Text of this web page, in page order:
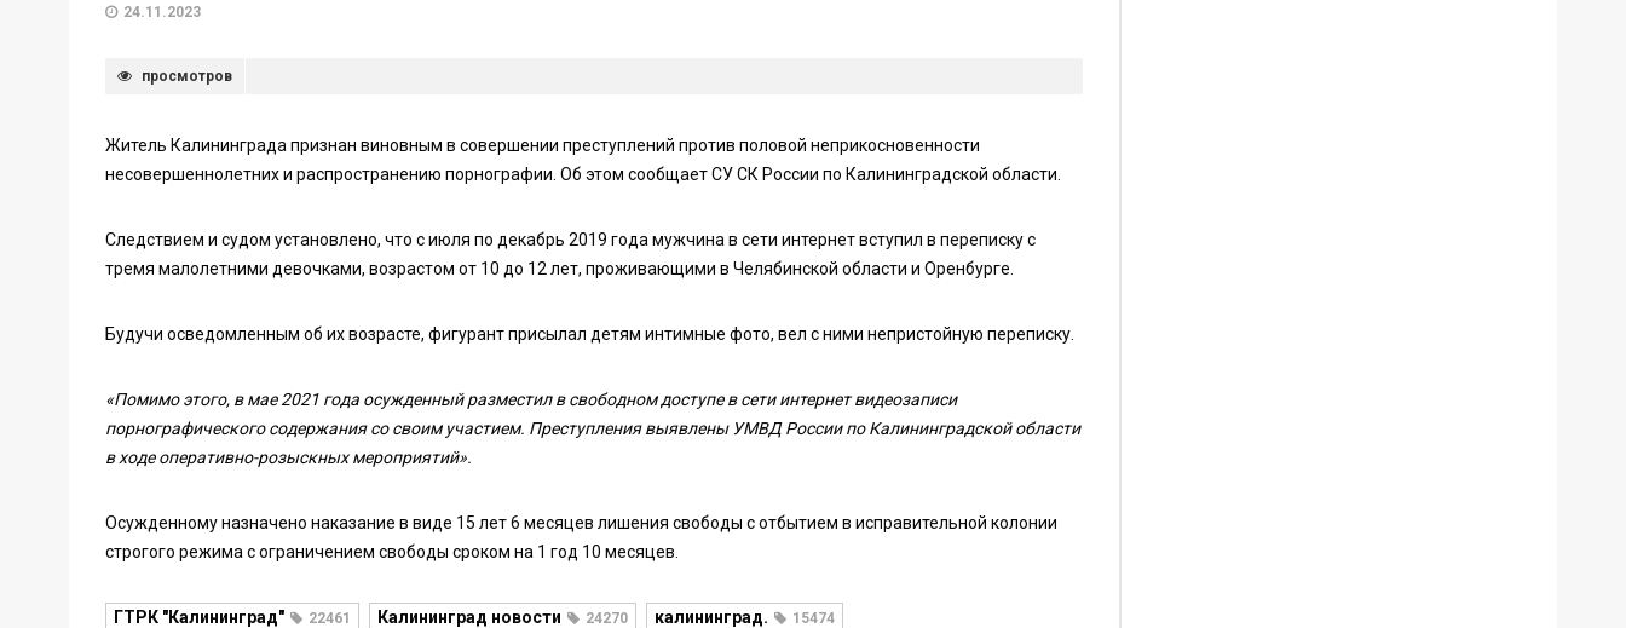
24.11.2023
просмотров
Житель Калининграда признан виновным в совершении преступлений против половой неприкосновенности
несовершеннолетних и распространению порнографии. Об этом сообщает СУ СК России по Калининградской области.
Следствием и судом установлено, что с июля по декабрь 2019 года мужчина в сети интернет вступил в переписку с
тремя малолетними девочками, возрастом от 10 до 12 лет, проживающими в Челябинской области и Оренбурге.
Будучи осведомленным об их возрасте, фигурант присылал детям интимные фото, вел с ними непристойную переписку.
«Помимо этого, в мае 2021 года осужденный разместил в свободном доступе в сети интернет видеозаписи
порнографического содержания со своим участием. Преступления выявлены УМВД России по Калининградской области
в ходе оперативно-розыскных мероприятий».
Осужденному назначено наказание в виде 15 лет 6 месяцев лишения свободы с отбытием в исправительной колонии
строгого режима с ограничением свободы сроком на 1 год 10 месяцев.
ГТРК "Калининград" 22461 Калининград новости 24270 калининград. 15474